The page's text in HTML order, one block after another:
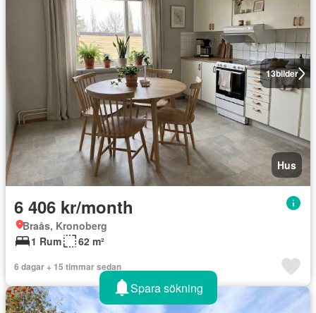
13bilder
Hus
6 406 kr/month
Braås, Kronoberg
1 Rum
62 m²
6 dagar + 15 timmar sedan
Spara sökning